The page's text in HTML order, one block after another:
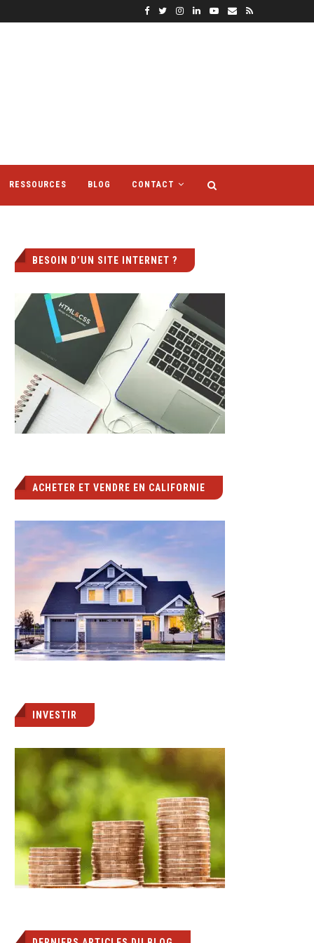
RESSOURCES BLOG CONTACT
BESOIN D’UN SITE INTERNET ?
ACHETER ET VENDRE EN CALIFORNIE
INVESTIR